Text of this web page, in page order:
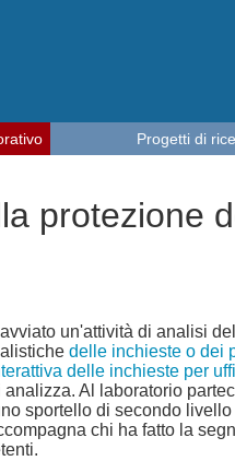
protezione
un'attività di analisi
delle inchieste o dei
delle inchieste per
Al laboratorio
sportello di secondo
chi ha fatto la
Progetti di